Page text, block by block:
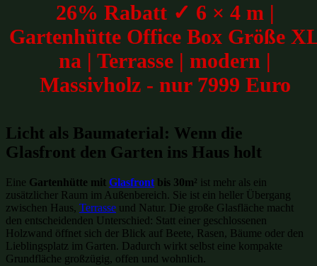
26% Rabatt ✓ 6 × 4 m |
Gartenhütte Office Box Größe
na | Terrasse | modern |
Massivholz - nur 7999 Euro
Licht als Baumaterial: Wenn die
Glasfront den Garten ins Haus holt
Eine Gartenhütte mit Glasfront bis 30m² ist mehr als ein
zusätzlicher Raum im Außenbereich. Sie ist ein heller Übergang
zwischen Haus, Terrasse und Natur. Die große Glasfläche macht
den entscheidenden Unterschied: Statt einer geschlossenen
Holzwand öffnet sich der Blick auf Beete, Rasen, Bäume oder den
Lieblingsplatz im Garten. Dadurch wirkt selbst eine kompakte
Grundfläche großzügig, offen und wohnlich.